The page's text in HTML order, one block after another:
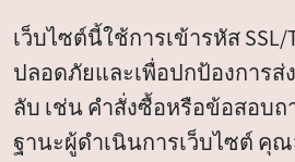
เว็บไซต์นี้ใช้การเข้ารหัส SSL/
ปลอดภัยและเพื่อปกป้องการส่
ลับ เช่น คำสั่งซื้อหรือข้อสอบ
ฐานะผู้ดำเนินการเว็บไซต์ คุ